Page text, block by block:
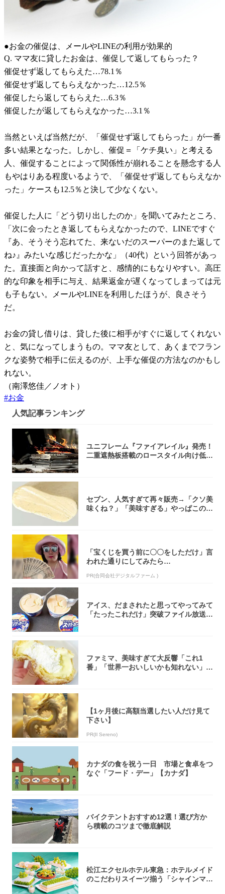
●お金の催促は、メールやLINEの利用が効果的
Q. ママ友に貸したお金は、催促して返してもらった？
催促せず返してもらえた…78.1％
催促せず返してもらえなかった…12.5％
催促したら返してもらえた…6.3％
催促したが返してもらえなかった…3.1％
当然といえば当然だが、「催促せず返してもらった」が一番
多い結果となった。しかし、催促＝「ケチ臭い」と考える
人、催促することによって関係性が崩れることを懸念する人
もやはりある程度いるようで、「催促せず返してもらえなか
った」ケースも12.5％と決して少なくない。
催促した人に「どう切り出したのか」を聞いてみたところ、
「次に会ったとき返してもらえなかったので、LINEですぐ
『あ、そうそう忘れてた、来ないだのスーパーのまた返して
ね♪』みたいな感じだったかな」（40代）という回答があっ
た。直接面と向かって話すと、感情的にもなりやすい。高圧
的な印象を相手に与え、結果返金が遅くなってしまっては元
も子もない。メールやLINEを利用したほうが、良さそう
だ。
お金の貸し借りは、貸した後に相手がすぐに返してくれない
と、気になってしまうもの。ママ友として、あくまでフラン
クな姿勢で相手に伝えるのが、上手な催促の方法なのかもし
れない。
（南澤悠佳／ノオト）
#お金
人気記事ランキング
ユニフレーム『ファイアレイル』発売！
二重遮熱板搭載のロースタイル向け低型
セブン、人気すぎて再々販売→「クソ美
味くね？」「美味すぎる」やっぱこのク
「宝くじを買う前に〇〇をしただけ」言
われた通りにしてみたら…
PR(合同会社デジタルファーム )
アイス、だまされたと思ってやってみて
「たったこれだけ」突破ファイル放送で
ファミマ、美味すぎて大反響「これ1
番」「世界一おいしいかも知れない」
【1ヶ月後に高額当選したい人だけ見て
下さい】
PR(Il Sereno)
カナダの食を祝う一日 市場と食卓をつ
なぐ「フード・デー」【カナダ】
バイクテントおすすめ12選！選び方か
ら積載のコツまで徹底解説
松江エクセルホテル東急：ホテルメイド
のこだわりスイーツ揃う「シャインマス